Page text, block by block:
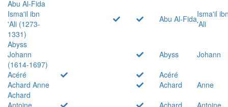
Abu Al-Fida
Isma'il ibn
'Ali (1273-
1331)
Abu Al-FidaIsma'il
'Ali
Abyss
Johann
(1614-1697)
Abyss
Johann
Acéré
Acéré
Achard Anne
Achard
Anne
Achard
Antoine
Achard
Antoine